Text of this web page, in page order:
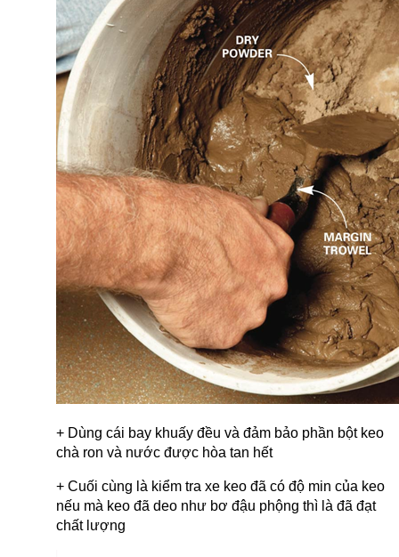
+ Dùng cái bay khuấy đều và đảm bảo phần bột keo
chà ron và nước được hòa tan hết
+ Cuối cùng là kiểm tra xe keo đã có độ min của keo
nếu mà keo đã deo như bơ đậu phộng thì là đã đạt
chất lượng